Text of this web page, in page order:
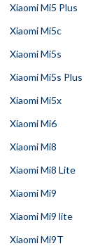
Xiaomi Mi5 Plus
Xiaomi Mi5c
Xiaomi Mi5s
Xiaomi Mi5s Plus
Xiaomi Mi5x
Xiaomi Mi6
Xiaomi Mi8
Xiaomi Mi8 Lite
Xiaomi Mi9
Xiaomi Mi9 lite
Xiaomi Mi9T